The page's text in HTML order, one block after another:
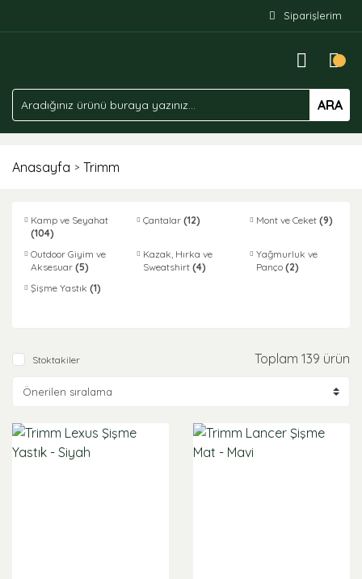
Siparişlerim
ARA
Anasayfa Trimm
Kamp ve Seyahat
(104)
Çantalar(12) Mont ve Ceket (9)
Outdoor Giyim ve
Aksesuar (5)
Kazak, Hırka ve
Sweatshirt(4)
Yağmurluk ve
Panço (2)
Şişme Yastık (1)
Stoktakiler Toplam 139 ürün